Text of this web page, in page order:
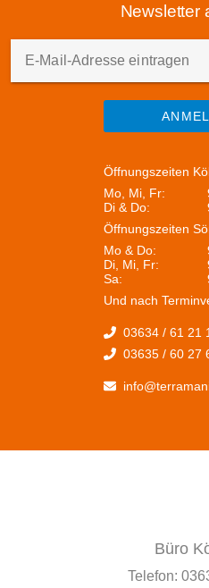
Newsletter
E-Mail-Adresse eintragen
Öffnungszeiten
Mo, Mi, Fr:
Di & Do:
Öffnungszeiten
Mo & Do:
Di, Mi, Fr:
Sa:
Und nach
03634 / 61 21
03635 / 60 27
Büro
Telefon: